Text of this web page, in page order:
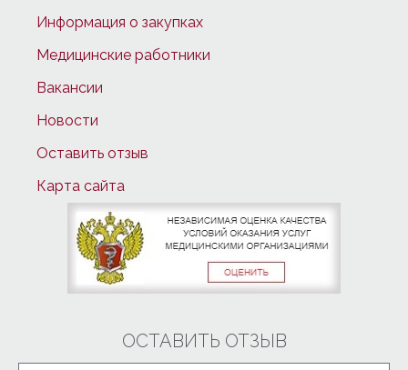
Информация о закупках
Медицинские работники
Вакансии
Новости
Оставить отзыв
Карта сайта
ОСТАВИТЬ ОТЗЫВ